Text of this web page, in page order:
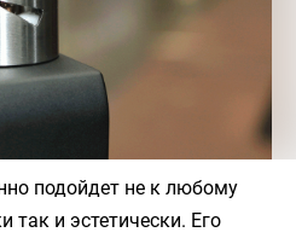
подойдет не к любому
так и эстетически. Его